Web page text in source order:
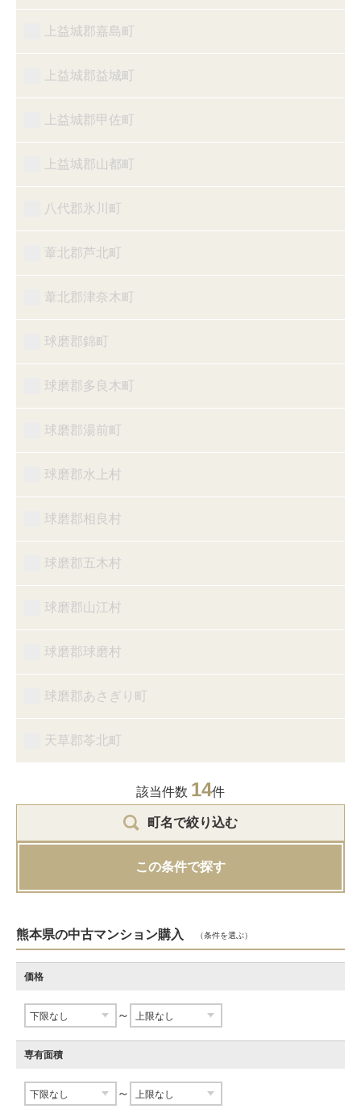
上益城郡嘉島町
上益城郡益城町
上益城郡甲佐町
上益城郡山都町
八代郡氷川町
葦北郡芦北町
葦北郡津奈木町
球磨郡錦町
球磨郡多良木町
球磨郡湯前町
球磨郡水上村
球磨郡相良村
球磨郡五木村
球磨郡山江村
球磨郡球磨村
球磨郡あさぎり町
天草郡苓北町
該当件数 14件
町名で絞り込む
この条件で探す
熊本県の中古マンション購入 （条件を選ぶ）
価格
～
専有面積
～